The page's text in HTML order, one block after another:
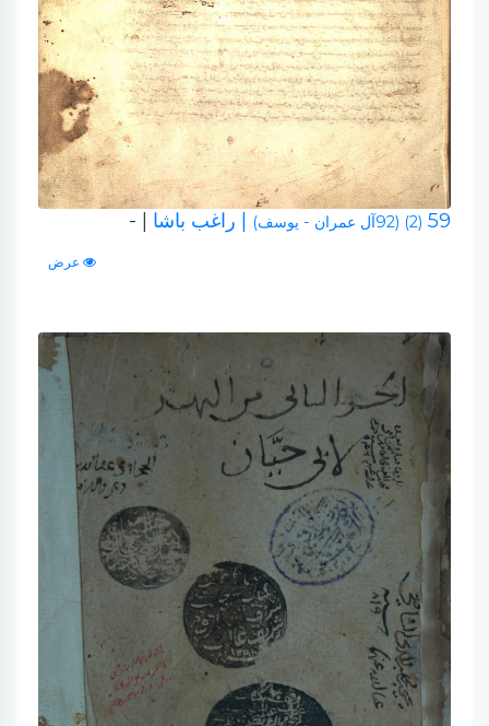
59 (2) (92آل عمران - يوسف) | راغب باشا | -
عرض